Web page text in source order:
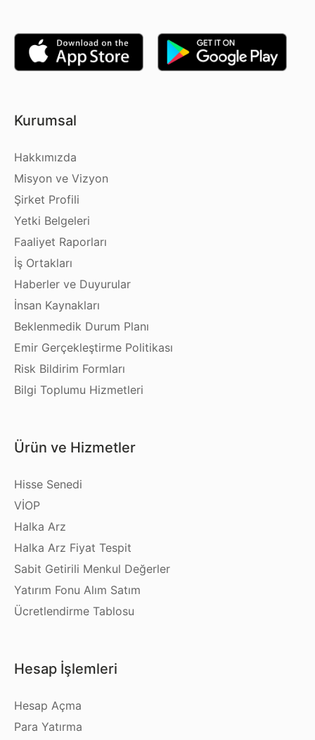
Kurumsal
Hakkımızda
Misyon ve Vizyon
Şirket Profili
Yetki Belgeleri
Faaliyet Raporları
İş Ortakları
Haberler ve Duyurular
İnsan Kaynakları
Beklenmedik Durum Planı
Emir Gerçekleştirme Politikası
Risk Bildirim Formları
Bilgi Toplumu Hizmetleri
Ürün ve Hizmetler
Hisse Senedi
VİOP
Halka Arz
Halka Arz Fiyat Tespit
Sabit Getirili Menkul Değerler
Yatırım Fonu Alım Satım
Ücretlendirme Tablosu
Hesap İşlemleri
Hesap Açma
Para Yatırma